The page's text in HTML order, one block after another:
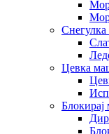
Цевка
Блокирај